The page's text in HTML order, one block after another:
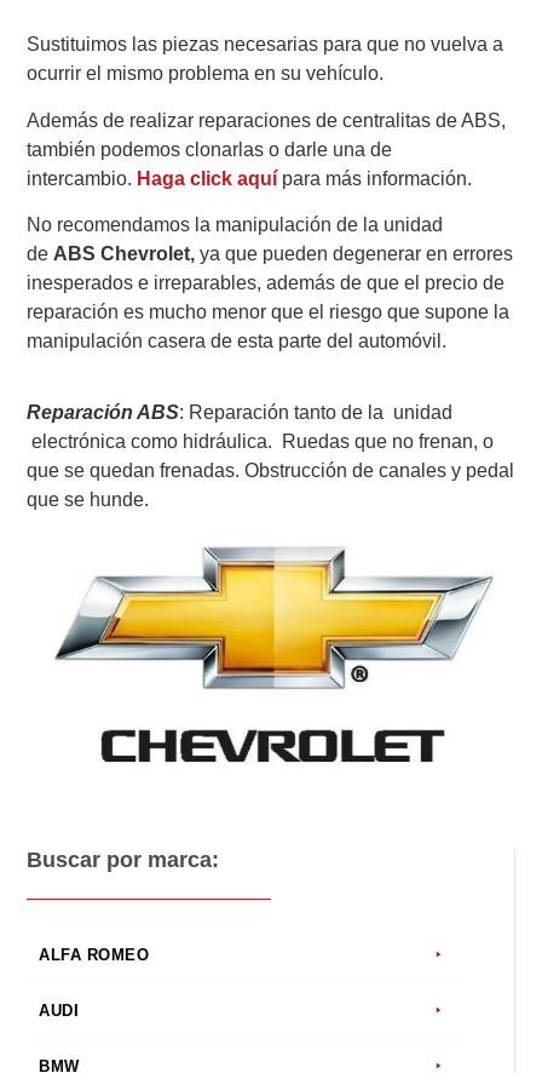
Buscar por marca:
ALFA ROMEO
AUDI
BMW
Sustituimos las piezas necesarias para que no vuelva a
ocurrir el mismo problema en su vehículo.
Además de realizar reparaciones de centralitas de ABS,
también podemos clonarlas o darle una de
intercambio. Haga click aquí para más información.
No recomendamos la manipulación de la unidad
de ABS Chevrolet, ya que pueden degenerar en errores
inesperados e irreparables, además de que el precio de
reparación es mucho menor que el riesgo que supone la
manipulación casera de esta parte del automóvil.
Reparación ABS: Reparación tanto de la unidad
electrónica como hidráulica. Ruedas que no frenan, o
que se quedan frenadas. Obstrucción de canales y pedal
que se hunde.